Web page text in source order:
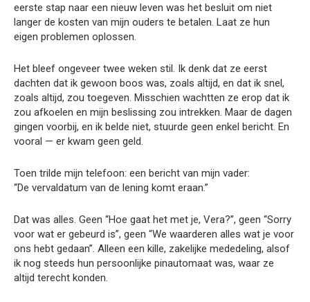
eerste stap naar een nieuw leven was het besluit om niet
langer de kosten van mijn ouders te betalen. Laat ze hun
eigen problemen oplossen.
Het bleef ongeveer twee weken stil. Ik denk dat ze eerst
dachten dat ik gewoon boos was, zoals altijd, en dat ik snel,
zoals altijd, zou toegeven. Misschien wachtten ze erop dat ik
zou afkoelen en mijn beslissing zou intrekken. Maar de dagen
gingen voorbij, en ik belde niet, stuurde geen enkel bericht. En
vooral — er kwam geen geld.
Toen trilde mijn telefoon: een bericht van mijn vader:
“De vervaldatum van de lening komt eraan.”
Dat was alles. Geen “Hoe gaat het met je, Vera?”, geen “Sorry
voor wat er gebeurd is”, geen “We waarderen alles wat je voor
ons hebt gedaan”. Alleen een kille, zakelijke mededeling, alsof
ik nog steeds hun persoonlijke pinautomaat was, waar ze
altijd terecht konden.